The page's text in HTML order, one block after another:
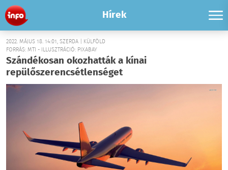
Hírek
2022. MÁJUS 18. 14:01, SZERDA | KÜLFÖLD
FORRÁS: MTI - ILLUSZTRÁCIÓ: PIXABAY
Szándékosan okozhatták a kínai
repülőszerencsétlenséget